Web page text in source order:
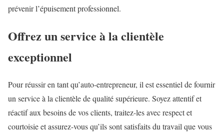
prévenir l’épuisement professionnel.
Offrez un service à la clientèle
exceptionnel
Pour réussir en tant qu’auto-entrepreneur, il est essentiel de fournir
un service à la clientèle de qualité supérieure. Soyez attentif et
réactif aux besoins de vos clients, traitez-les avec respect et
courtoisie et assurez-vous qu’ils sont satisfaits du travail que vous